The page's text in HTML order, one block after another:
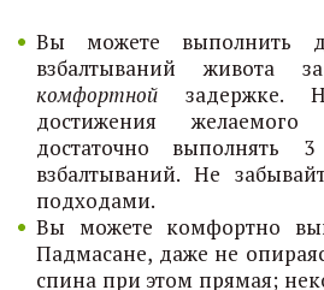
Вы можете выполнить
взбалтываний
комфортной задержке.
достижения
достаточно выполнять
взбалтываний. Не
подходами.
Вы можете комфортно
Падмасане, даже не
спина при этом прямая;